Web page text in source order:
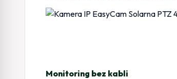
Monitoring bez kabli